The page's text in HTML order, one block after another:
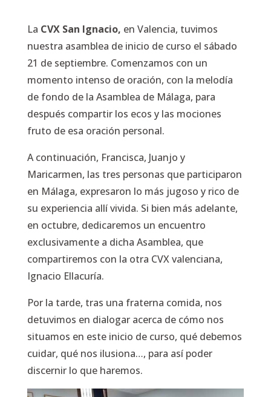
La CVX San Ignacio, en Valencia, tuvimos
nuestra asamblea de inicio de curso el sábado
21 de septiembre. Comenzamos con un
momento intenso de oración, con la melodía
de fondo de la Asamblea de Málaga, para
después compartir los ecos y las mociones
fruto de esa oración personal.
A continuación, Francisca, Juanjo y
Maricarmen, las tres personas que participaron
en Málaga, expresaron lo más jugoso y rico de
su experiencia allí vivida. Si bien más adelante,
en octubre, dedicaremos un encuentro
exclusivamente a dicha Asamblea, que
compartiremos con la otra CVX valenciana,
Ignacio Ellacuría.
Por la tarde, tras una fraterna comida, nos
detuvimos en dialogar acerca de cómo nos
situamos en este inicio de curso, qué debemos
cuidar, qué nos ilusiona…, para así poder
discernir lo que haremos.